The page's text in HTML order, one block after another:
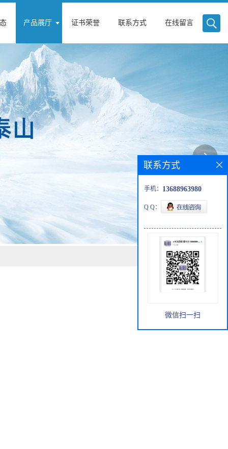
产品展厅 证书荣誉 联系方式 在线留言
联系方式
手机： 13688963980
Q Q：
微信扫一扫